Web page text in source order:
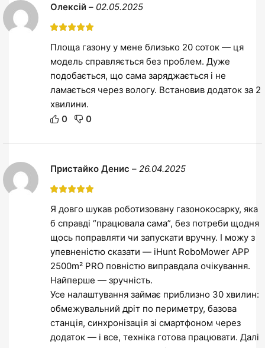
Олексій – 02.05.2025
Площа газону у мене близько 20 соток — ця
модель справляється без проблем. Дуже
подобається, що сама заряджається і не
ламається через вологу. Встановив додаток за 2
хвилини.
0
0
Пристайко Денис – 26.04.2025
Я довго шукав роботизовану газонокосарку, яка
б справді “працювала сама”, без потреби щодня
щось поправляти чи запускати вручну. І можу з
упевненістю сказати — iHunt RoboMower APP
2500m² PRO повністю виправдала очікування.
Найперше — зручність.
Усе налаштування займає приблизно 30 хвилин:
обмежувальний дріт по периметру, базова
станція, синхронізація зі смартфоном через
додаток — і все, техніка готова працювати. Далі